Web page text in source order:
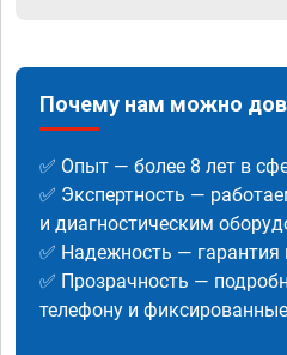
Почему нам можно
✅ Опыт — более 8 лет в
✅ Экспертность —
и диагностическим
✅ Надежность — гарантия
✅ Прозрачность —
телефону и